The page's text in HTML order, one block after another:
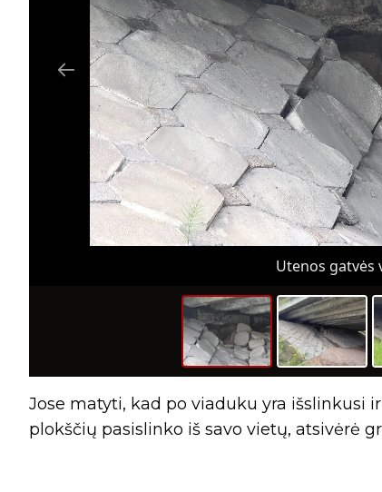
Utenos gatvės
Jose matyti, kad po viaduku yra išslinkusi
plokščių pasislinko iš savo vietų, atsivėrė